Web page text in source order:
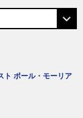
ト ポール・モーリア